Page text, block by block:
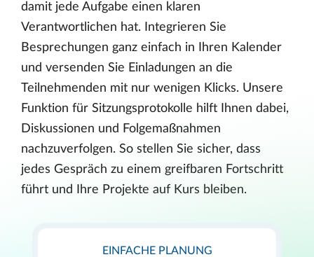
damit jede Aufgabe einen klaren
Verantwortlichen hat. Integrieren Sie
Besprechungen ganz einfach in Ihren Kalender
und versenden Sie Einladungen an die
Teilnehmenden mit nur wenigen Klicks. Unsere
Funktion für Sitzungsprotokolle hilft Ihnen dabei,
Diskussionen und Folgemaßnahmen
nachzuverfolgen. So stellen Sie sicher, dass
jedes Gespräch zu einem greifbaren Fortschritt
führt und Ihre Projekte auf Kurs bleiben.
EINFACHE PLANUNG